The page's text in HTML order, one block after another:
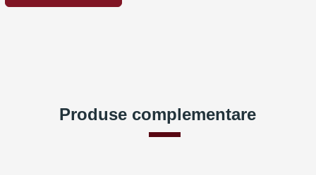
Produse complementare